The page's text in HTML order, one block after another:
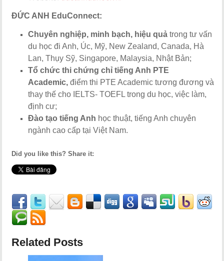
ĐỨC ANH EduConnect:
Chuyên nghiệp, minh bạch, hiệu quảtrong tư vấn
du học đi Anh, Úc, Mỹ, New Zealand, Canada, Hà
Lan, Thụy Sỹ, Singapore, Malaysia, Nhật Bản;
Tổ chức thi chứng chỉ tiếng Anh PTE
Academic,điểm thi PTE Academic tương đương và
thay thế cho IELTS- TOEFL trong du học, việc làm,
định cư;
Đào tạo tiếng Anh học thuật, tiếng Anh chuyên
ngành cao cấp tại Việt Nam.
Did you like this? Share it:
Related Posts